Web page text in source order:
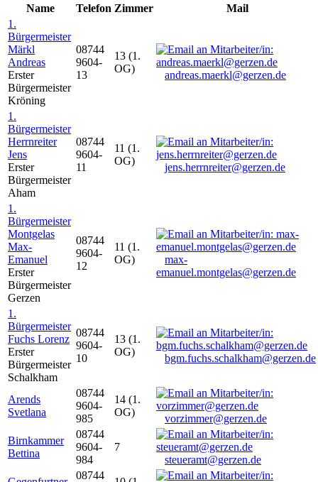
Name
Telefon Zimmer
Mail
1.
Bürgermeister
Märkl
Andreas
Erster
Bürgermeister
Kröning
08744
9604-
13
13 (1.
OG)
andreas.maerkl@gerzen.de
1.
Bürgermeister
Herrnreiter
Jens
Erster
Bürgermeister
Aham
08744
9604-
11
11 (1.
OG)
jens.herrnreiter@gerzen.de
1.
Bürgermeister
Montgelas
Max-
Emanuel
Erster
Bürgermeister
Gerzen
08744
9604-
12
11 (1.
OG)
max-
emanuel.montgelas@gerzen.de
1.
Bürgermeister
Fuchs Lorenz
Erster
Bürgermeister
Schalkham
08744
9604-
10
13 (1.
OG)
bgm.fuchs.schalkham@gerzen.de
Arends
Svetlana
08744
9604-
985
14 (1.
OG)
vorzimmer@gerzen.de
Birnkammer
Bettina
08744
9604-
984
7
steueramt@gerzen.de
08744